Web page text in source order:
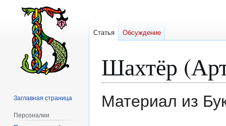
Шахтёр
Материал из
Статья Обсуждение
Заглавная страница
Персоналии